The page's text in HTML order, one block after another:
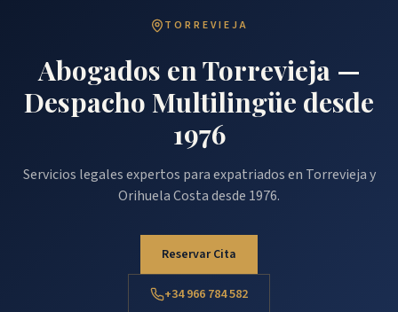
TORREVIEJA
Abogados en Torrevieja —
Despacho Multilingüe desde
1976
Servicios legales expertos para expatriados en Torrevieja y
Orihuela Costa desde 1976.
Reservar Cita
+34 966 784 582